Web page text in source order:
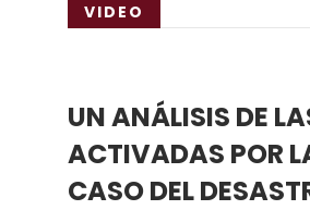
VIDEO
UN ANÁLISIS DE
ACTIVADAS POR
CASO DEL